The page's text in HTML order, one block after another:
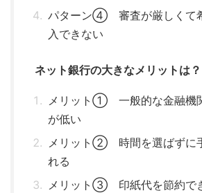
パターン④ 審査が厳しくて
入できない
ネット銀行の大きなメリットは？
メリット① 一般的な金融機
が低い
メリット② 時間を選ばずに
れる
メリット③ 印紙代を節約で